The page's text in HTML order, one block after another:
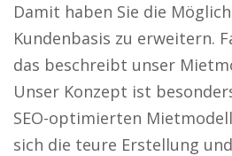
Damit haben Sie die
Kundenbasis zu erweitern.
das beschreibt unser
Unser Konzept ist
SEO-optimierten
sich die teure Erstellung